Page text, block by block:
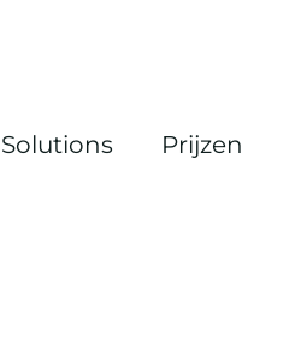
Solutions Prijzen